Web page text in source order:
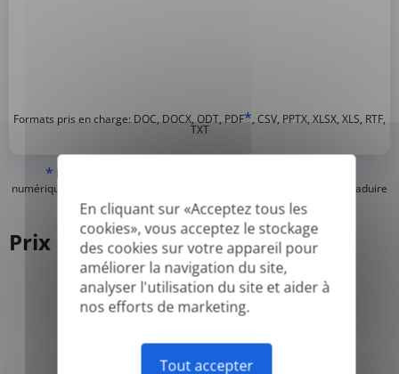
En cliquant sur «Acceptez tous les
cookies», vous acceptez le stockage
des cookies sur votre appareil pour
améliorer la navigation du site,
analyser l'utilisation du site et aider à
nos efforts de marketing.
Tout accepter
Formats pris en charge: DOC, DOCX, ODT, PDF*, CSV, PPTX, XLSX, XLS, RTF,
TXT
* Nous ne pouvons traduire que les PDF « normaux » ou créés
numériquement et les PDF consultables, mais nous ne pouvons pas traduire
les PDF « image seulement » ou scannés.
Prix
Mensuel Annuel